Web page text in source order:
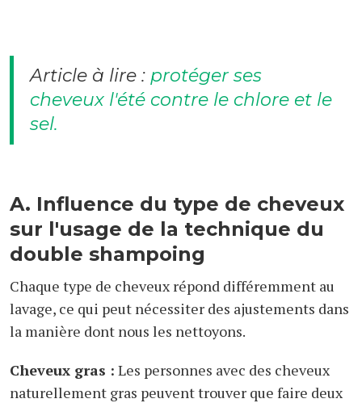
Article à lire : protéger ses
cheveux l'été contre le chlore et le
sel.
A. Influence du type de cheveux
sur l'usage de la technique du
double shampoing
Chaque type de cheveux répond différemment au
lavage, ce qui peut nécessiter des ajustements dans
la manière dont nous les nettoyons.
Cheveux gras : Les personnes avec des cheveux
naturellement gras peuvent trouver que faire deux